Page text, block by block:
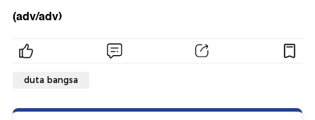
(adv/adv)
duta bangsa